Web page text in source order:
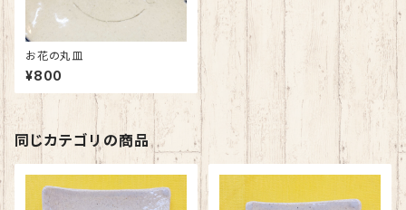
お花の丸皿
¥800
同じカテゴリの商品